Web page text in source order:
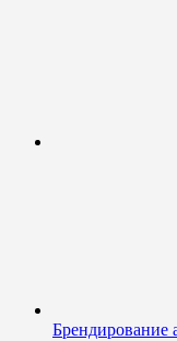
Брендирование